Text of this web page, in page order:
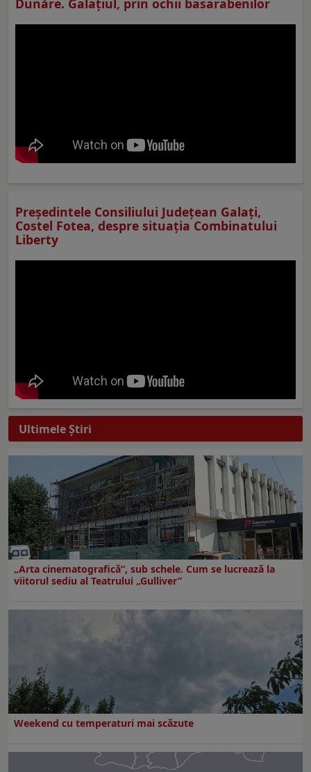
Preşedintele Consiliului Judeţean Galaţi,
Costel Fotea, despre situaţia Combinatului
Liberty
Ultimele Ştiri
„Arta cinematografică”, sub schele. Cum se lucrează la
viitorul sediu al Teatrului „Gulliver”
Weekend cu temperaturi mai scăzute